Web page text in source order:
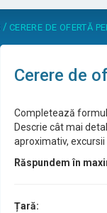
/ CERERE DE OFERTĂ
Cerere de
Completează
Descrie cât mai
aproximativ,
Răspundem în
Țară: